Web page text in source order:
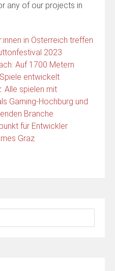
any of our projects in
in Österreich treffen
2023
Auf 1700 Metern
entwickelt
Alle spielen mit
Gaming-Hochburg und
Branche
für Entwickler
Graz